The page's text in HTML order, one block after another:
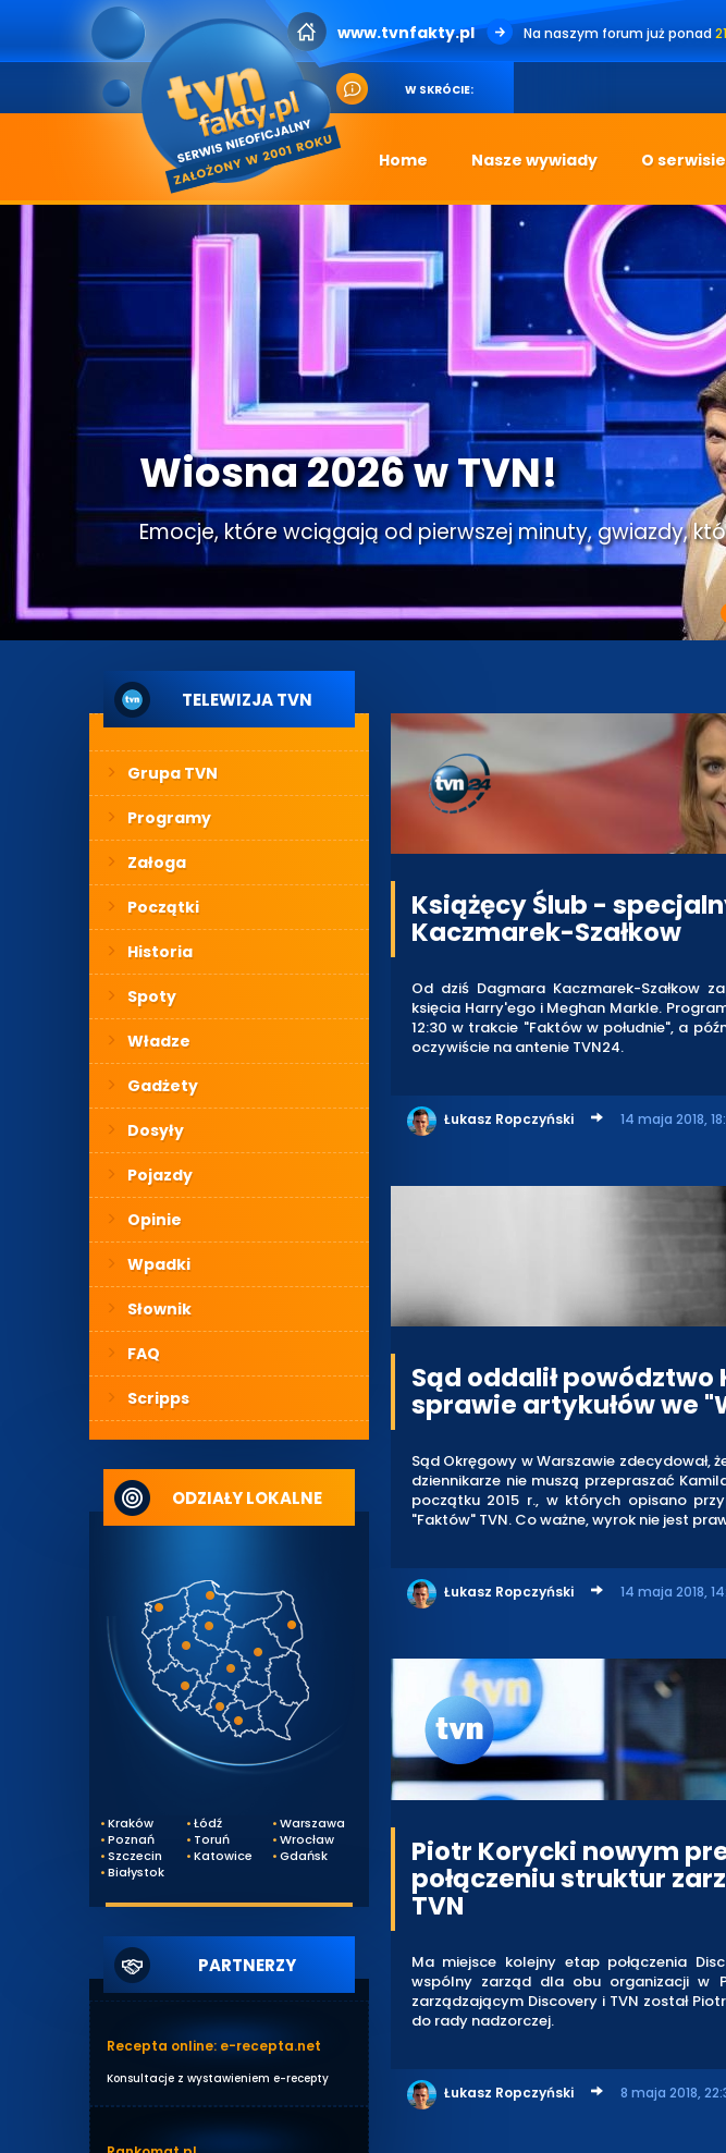
www.tvnfakty.pl Na naszym forum już ponad
W SKRÓCIE:
Home Nasze wywiady O serwisie
Wiosna 2026 w TVN!
Emocje, które wciągają od pierwszej minuty, gwiazdy,
TELEWIZJA TVN
Grupa TVN
Programy
Załoga
Początki
Historia
Spoty
Władze
Gadżety
Dosyły
Pojazdy
Opinie
Wpadki
Słownik
FAQ
Scripps
ODZIAŁY LOKALNE
Kraków Łódź
Warszawa
Poznań
Toruń
Wrocław
Szczecin
Katowice
Gdańsk
Białystok
PARTNERZY
Recepta online: e-recepta.net
Konsultacje z wystawieniem e-recepty
Książęcy Ślub -
Kaczmarek-Szałkow
Od dziś Dagmara Kaczmarek-Szałkow
księcia Harry'ego i Meghan Markle.
12:30 w trakcie "Faktów w południe", a
oczywiście na antenie TVN24.
Łukasz Ropczyński 14 maja 2018,
Sąd oddalił
sprawie artykułów we
Sąd Okręgowy w Warszawie
dziennikarze nie muszą przepraszać
początku 2015 r., w których opisano
"Faktów" TVN. Co ważne, wyrok nie jest
Łukasz Ropczyński 14 maja 2018,
Piotr Korycki nowym
połączeniu struktur
TVN
Ma miejsce kolejny etap połączenia
wspólny zarząd dla obu organizacji w
zarządzającym Discovery i TVN został
do rady nadzorczej.
Łukasz Ropczyński 8 maja 2018,